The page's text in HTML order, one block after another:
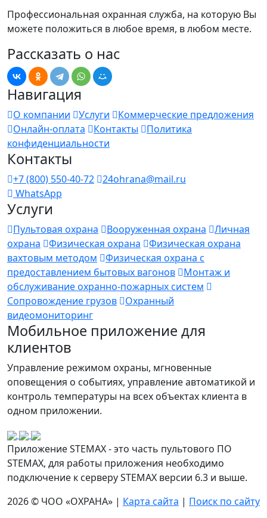
Профессиональная охранная служба, на которую Вы
можете положиться в любое время, в любом месте.
Рассказать о нас
Навигация
О компании Услуги
Коммерческие предложения
Онлайн-оплата
Контакты
Политика
конфиденциальности
Контакты
+7 (800) 550-40-72
24ohrana@mail.ru
WhatsApp
Услуги
Пультовая охрана Вооруженная охрана
Личная
охрана
Физическая охрана
Физическая охрана
вахтовым методом
Физическая охрана с
предоставлением бытовых вагонов
Монтаж и
обслуживание охранно-пожарных систем
Сопровождение грузов
Охранный
видеомониторинг
Мобильное приложение для
клиентов
Управление режимом охраны, мгновенные
оповещения о событиях, управление автоматикой и
контроль температуры на всех объектах клиента в
одном приложении.
Приложение STEMAX - это часть пультового ПО
STEMAX, для работы приложения необходимо
подключение к серверу STEMAX версии 6.3 и выше.
2026 © ЧОО «ОХРАНА» | Карта сайта | Поиск по сайту